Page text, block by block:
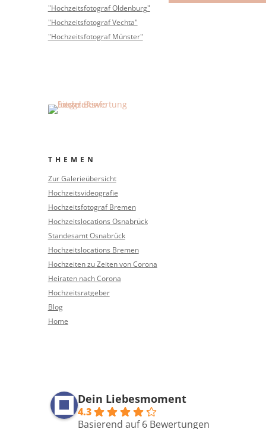
"Hochzeitsfotograf Oldenburg"
"Hochzeitsfotograf Vechta"
"Hochzeitsfotograf Münster"
THEMEN
Zur Galerieübersicht
Hochzeitsvideografie
Hochzeitsfotograf Bremen
Hochzeitslocations Osnabrück
Standesamt Osnabrück
Hochzeitslocations Bremen
Hochzeiten zu Zeiten von Corona
Heiraten nach Corona
Hochzeitsratgeber
Blog
Home
Dein Liebesmoment
4.3
Basierend auf 6 Bewertungen